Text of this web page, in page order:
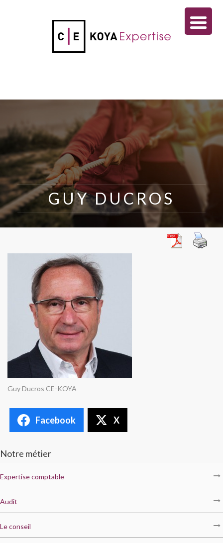
GUY DUCROS
Guy Ducros CE-KOYA
Facebook X
Notre métier
Expertise comptable
Audit
Le conseil